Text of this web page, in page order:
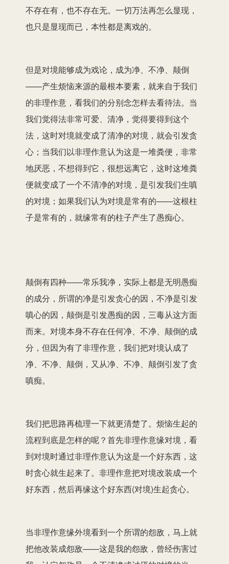
不存在有，也不存在无。一切万法再怎么显现，
也只是显现而已，本性都是离戏的。
但是对境能够成为戏论，成为净、不净、颠倒
——产生烦恼来源的最根本要素，就来自于我们
的非理作意，看我们的分别念怎样去看待法。当
我们觉得法非常可爱、清净，觉得要得到这个
法，这时对境就变成了清净的对境，就会引发贪
心；当我们以非理作意认为这是一堆粪便，非常
地厌恶，不想得到它，很想远离它，这时这堆粪
便就变成了一个不清净的对境，是引发我们生嗔
的对境；如果我们认为对境是常有的——这根柱
子是常有的，就缘常有的柱子产生了愚痴心。
颠倒有四种——常乐我净，实际上都是无明愚痴
的成分，所谓的净是引发贪心的因，不净是引发
嗔心的因，颠倒是引发愚痴的因，三毒从这方面
而来。对境本身不存在任何净、不净、颠倒的成
分，但因为有了非理作意，我们把对境认成了
净、不净、颠倒，又从净、不净、颠倒引发了贪
嗔痴。
我们把思路再梳理一下就更清楚了。烦恼生起的
流程到底是怎样的呢？首先非理作意缘对境，看
到对境时通过非理作意认为这是一个好东西，这
时贪心就生起来了。非理作意把对境改装成一个
好东西，然后再缘这个好东西(对境)生起贪心。
当非理作意缘外境看到一个所谓的怨敌，马上就
把他改装成怨敌——这是我的怨敌，曾经伤害过